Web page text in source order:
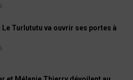
Le Turlututu va ouvrir ses portes à